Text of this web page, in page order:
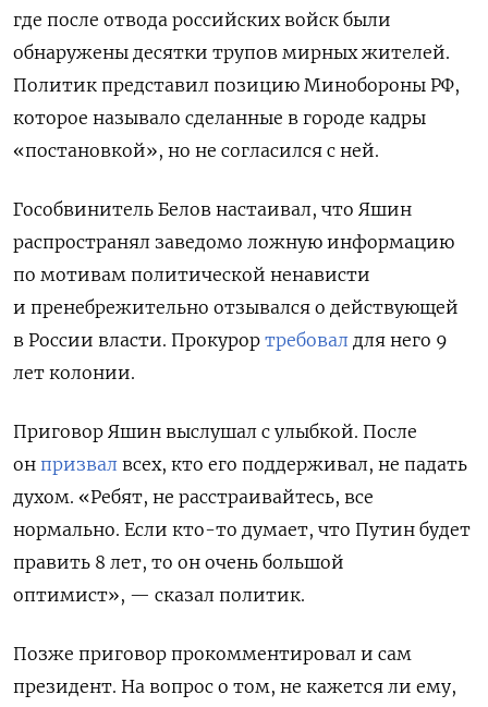
где после отвода российских войск были
обнаружены десятки трупов мирных жителей.
Политик представил позицию Минобороны РФ,
которое называло сделанные в городе кадры
«постановкой», но не согласился с ней.
Гособвинитель Белов настаивал, что Яшин
распространял заведомо ложную информацию
по мотивам политической ненависти
и пренебрежительно отзывался о действующей
в России власти. Прокурор требовал для него 9
лет колонии.
Приговор Яшин выслушал с улыбкой. После
он призвал всех, кто его поддерживал, не падать
духом. «Ребят, не расстраивайтесь, все
нормально. Если кто-то думает, что Путин будет
править 8 лет, то он очень большой
оптимист», — сказал политик.
Позже приговор прокомментировал и сам
президент. На вопрос о том, не кажется ли ему,